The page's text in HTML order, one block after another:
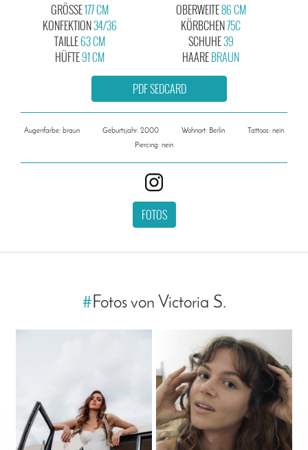
GRÖSSE177 CM
KONFEKTION34/36
OBERWEITE86 CM
KÖRBCHEN75C
TAILLE63 CM
HÜFTE91 CM
SCHUHE39
HAAREBRAUN
PDF SEDCARD
Augenfarbe: braun Geburtsjahr: 2000 Wohnort: Berlin
Tattoos: nein
Piercing: nein
FOTOS
#Fotos von Victoria S.